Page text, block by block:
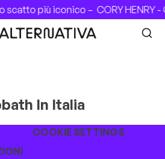
scatto più iconico – CORY HENRY
In Italia
COOKIE SETTINGS